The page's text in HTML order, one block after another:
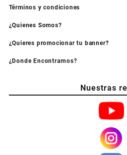
Términos y condiciones
¿Quienes Somos?
¿Quieres promocionar tu banner?
¿Donde Encontrarnos?
Nuestras